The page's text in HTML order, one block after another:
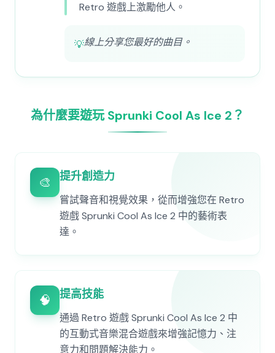
Retro 遊戲上激勵他人。
💡線上分享您最好的曲目。
為什麼要遊玩 Sprunki Cool As Ice 2？
🎨 提升創造力
嘗試聲音和視覺效果，從而增強您在 Retro
遊戲 Sprunki Cool As Ice 2 中的藝術表
達。
🧠 提高技能
通過 Retro 遊戲 Sprunki Cool As Ice 2 中
的互動式音樂混合遊戲來增強記憶力、注
意力和問題解決能力。